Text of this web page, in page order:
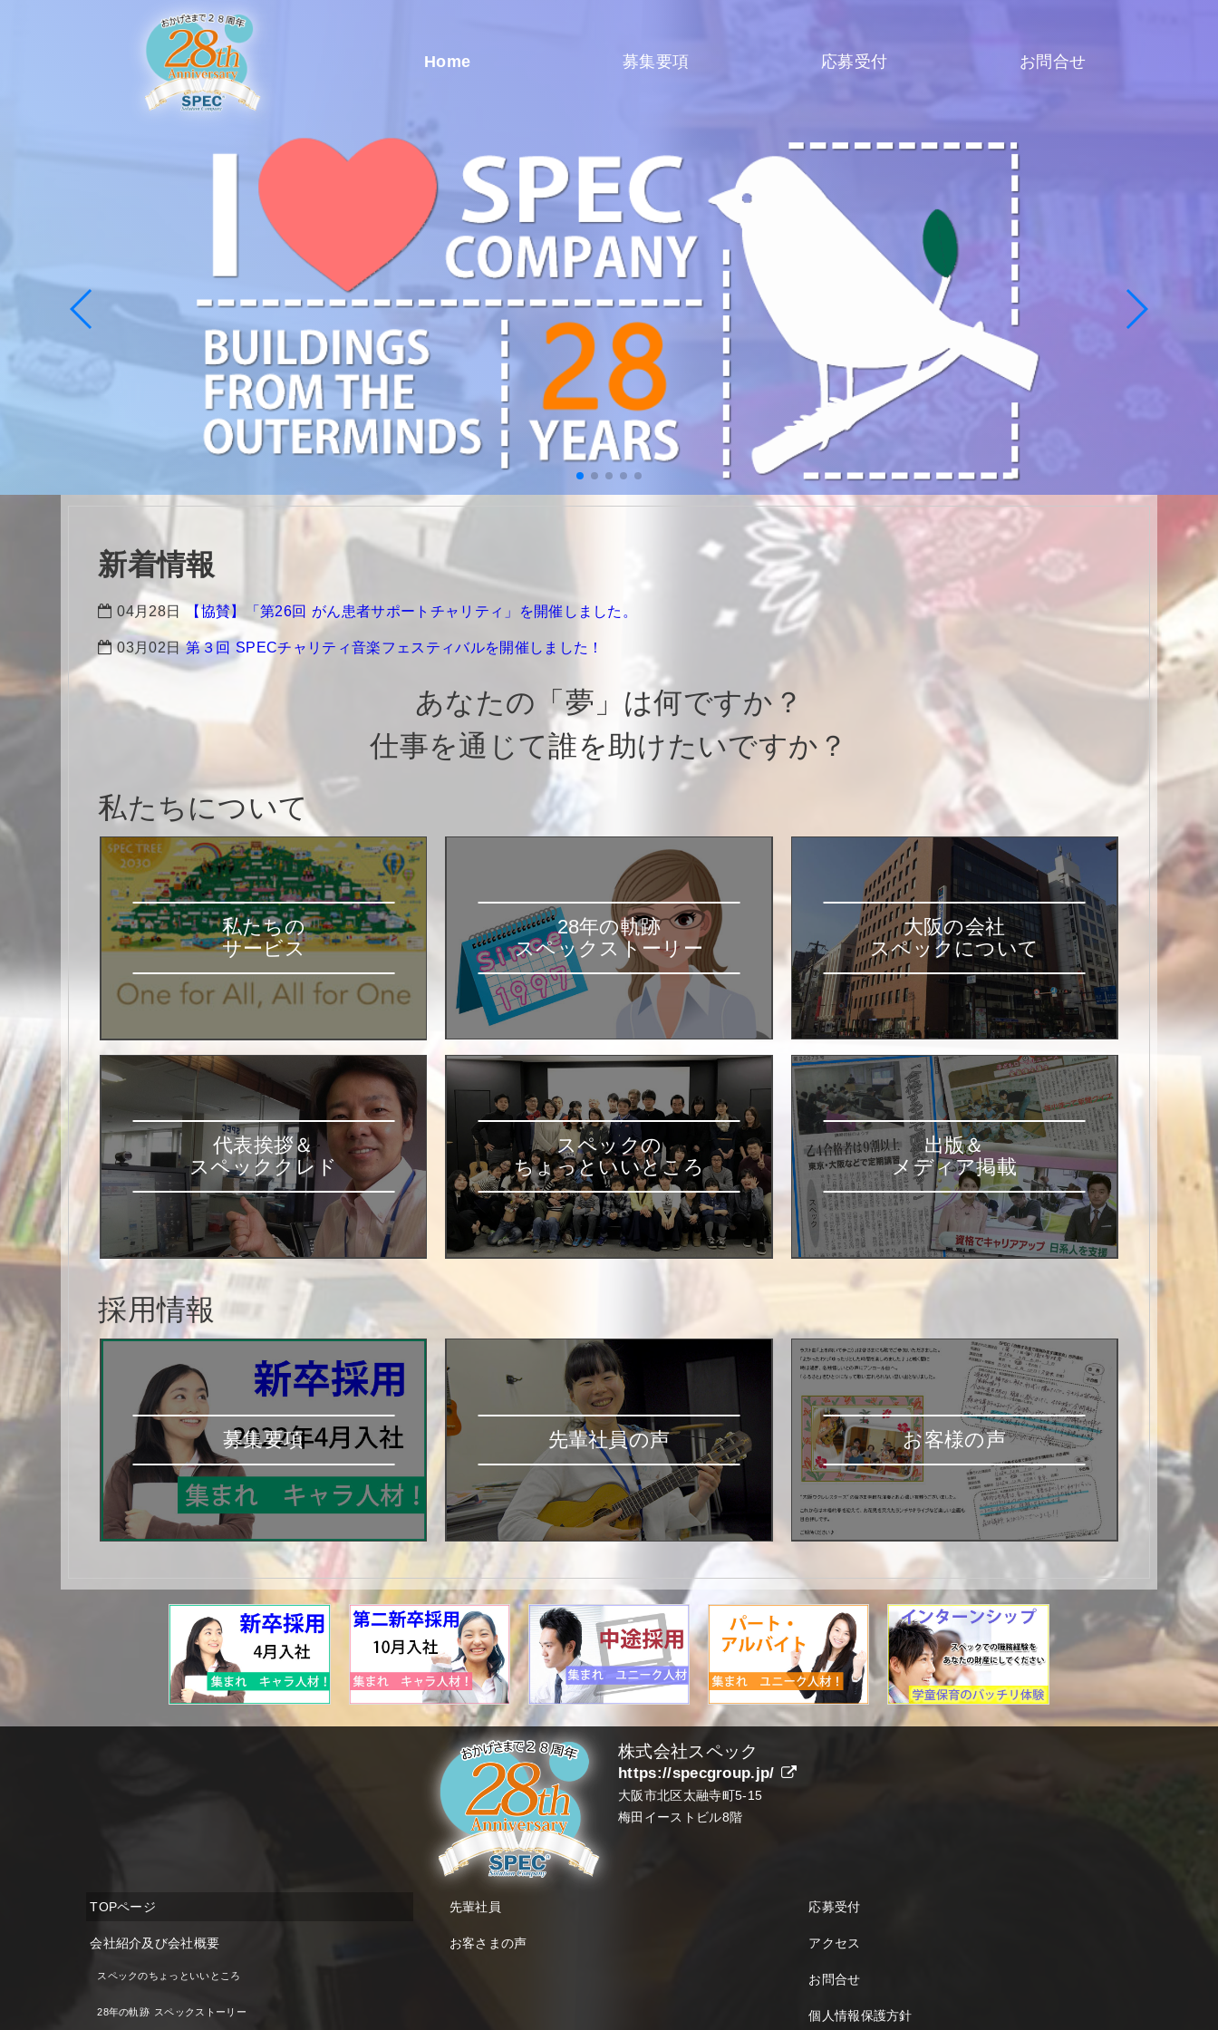
Home 募集要項 応募受付 お問合せ
新着情報
04月28日 【協賛】「第26回 がん患者サポートチャリティ」を開催しました。
03月02日 第３回 SPECチャリティ音楽フェスティバルを開催しました！
あなたの「夢」は何ですか？
仕事を通じて誰を助けたいですか？
あなたが輝くフィールドがスペックにあります
私たちについて
私たちの
サービス
28年の軌跡
スペックストーリー
大阪の会社
スペックについて
代表挨拶＆
スペッククレド
スペックの
ちょっといいところ
出版＆
メディア掲載
採用情報
募集要項 先輩社員の声 お客様の声
株式会社スペック
https://specgroup.jp/
TOPページ
会社紹介及び会社概要
スペックのちょっといいところ
先輩社員 応募受付
アクセス
お問合せ